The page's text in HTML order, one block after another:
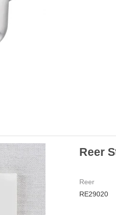
Reer
Reer
RE29020